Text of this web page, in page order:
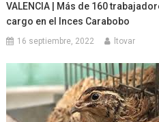
VALENCIA | Más de 160
cargo en el Inces Carabobo
16 septiembre, 2022 ltovar